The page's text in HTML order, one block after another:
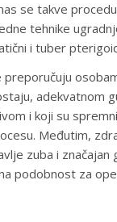
se takve
tehnike
i tuber
preporučuju
adekvatnom
i koji su
Međutim,
zuba i značajan
podobnost za